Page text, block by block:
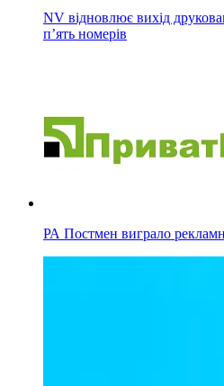
NV відновлює вихід
п’ять номерів
РА Постмен виграло